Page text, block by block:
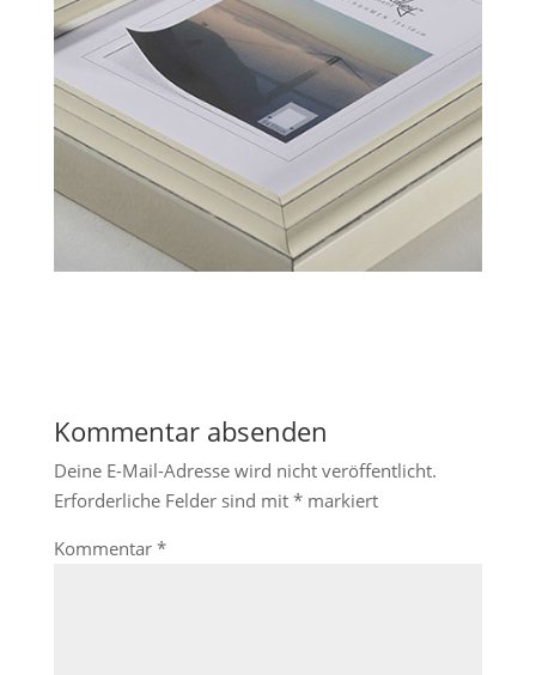
Kommentar absenden
Deine E-Mail-Adresse wird nicht veröffentlicht.
Erforderliche Felder sind mit *markiert
Kommentar *